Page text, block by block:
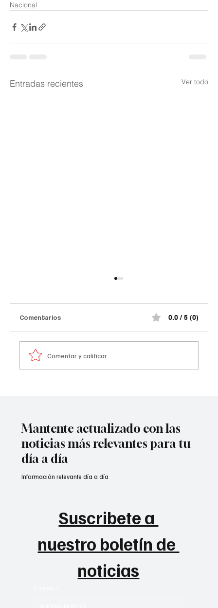
Nacional
Entradas recientes Ver todo
Comediante señalado de acoso
Comentarios 0.0 / 5 (0)
Comentar y calificar...
Mantente actualizado con las
noticias más relevantes para tu
día a día
Suscribete a
nuestro boletín de
noticias
Información relevante día a día